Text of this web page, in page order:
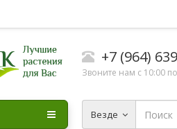
+7 (964)
Звоните нам с 10:00
Везде